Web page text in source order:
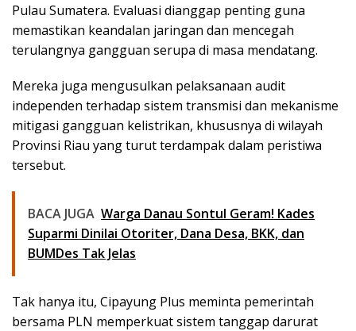
Pulau Sumatera. Evaluasi dianggap penting guna
memastikan keandalan jaringan dan mencegah
terulangnya gangguan serupa di masa mendatang.
Mereka juga mengusulkan pelaksanaan audit
independen terhadap sistem transmisi dan mekanisme
mitigasi gangguan kelistrikan, khususnya di wilayah
Provinsi Riau yang turut terdampak dalam peristiwa
tersebut.
BACA JUGA Warga Danau Sontul Geram! Kades
Suparmi Dinilai Otoriter, Dana Desa, BKK, dan
BUMDes Tak Jelas
Tak hanya itu, Cipayung Plus meminta pemerintah
bersama PLN memperkuat sistem tanggap darurat